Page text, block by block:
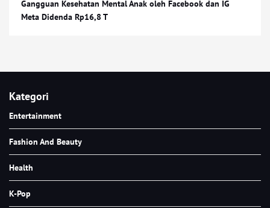
Gangguan Kesehatan Mental Anak oleh Facebook dan IG
Meta Didenda Rp16,8 T
Kategori
Entertainment
Fashion And Beauty
Health
K-Pop